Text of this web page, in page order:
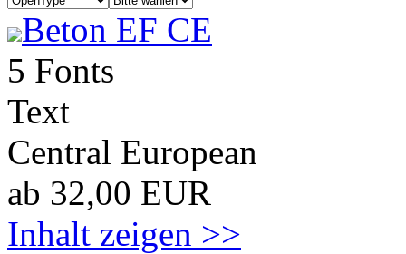
Beton EF CE
5 Fonts
Text
Central European
ab 32,00 EUR
Inhalt zeigen >>